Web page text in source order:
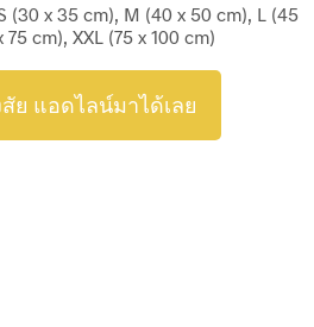
(30 x 35 cm), M (40 x 50 cm), L (45
cm), XXL (75 x 100 cm)
ย แอดไลน์มาได้เลย